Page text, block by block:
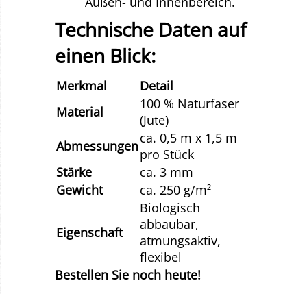
Technische Daten auf
einen Blick:
Merkmal
Detail
Material
100 % Naturfaser
(Jute)
Abmessungenca. 0,5 m x 1,5 m
pro Stück
Stärke
ca. 3 mm
Gewicht
ca. 250 g/m²
Eigenschaft
Biologisch
abbaubar,
atmungsaktiv,
flexibel
Bestellen Sie noch heute!